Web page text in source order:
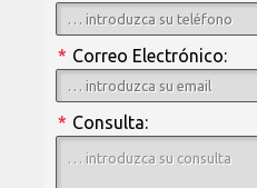
Correo Electrónico:
*
Consulta:
*